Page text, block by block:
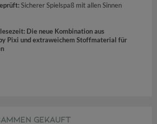
Sicherer Spielspaß mit allen Sinnen
Die neue Kombination aus
Pixi und extraweichem Stoffmaterial für
GEKAUFT